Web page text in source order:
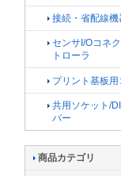
接続・省配線機
センサI/Oコネ
トローラ
プリント基板用
共用ソケット/
バー
商品カテゴリ